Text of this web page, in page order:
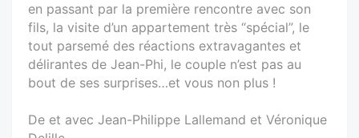
en passant par la première rencontre avec son
fils, la visite d’un appartement très “spécial”, le
tout parsemé des réactions extravagantes et
délirantes de Jean-Phi, le couple n’est pas au
bout de ses surprises…et vous non plus !
De et avec Jean-Philippe Lallemand et Véronique